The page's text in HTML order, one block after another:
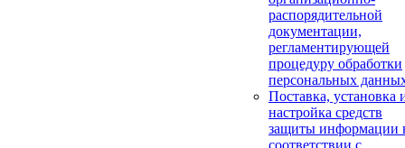
распорядительной
документации,
регламентирующей
процедуру обработки
персональных
Поставка, установка
настройка средств
защиты информации
соответствии с